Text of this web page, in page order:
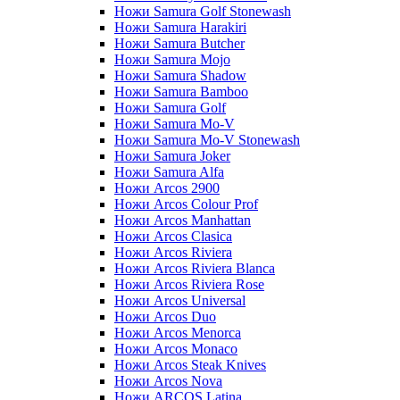
Ножи Samura Golf Stonewash
Ножи Samura Harakiri
Ножи Samura Butcher
Ножи Samura Mojo
Ножи Samura Shadow
Ножи Samura Bamboo
Ножи Samura Golf
Ножи Samura Mo-V
Ножи Samura Mo-V Stonewash
Ножи Samura Joker
Ножи Samura Alfa
Ножи Arcos 2900
Ножи Arcos Colour Prof
Ножи Arcos Manhattan
Ножи Arcos Clasica
Ножи Arcos Riviera
Ножи Arcos Riviera Blanca
Ножи Arcos Riviera Rose
Ножи Arcos Universal
Ножи Arcos Duo
Ножи Arcos Menorca
Ножи Arcos Monaco
Ножи Arcos Steak Knives
Ножи Arcos Nova
Ножи ARCOS Latina